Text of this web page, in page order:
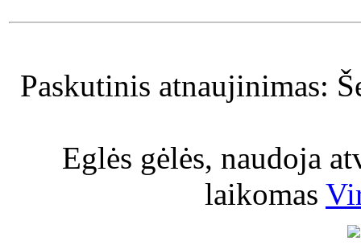
Paskutinis atnaujinimas:
Eglės gėlės, naudoja
laikomas